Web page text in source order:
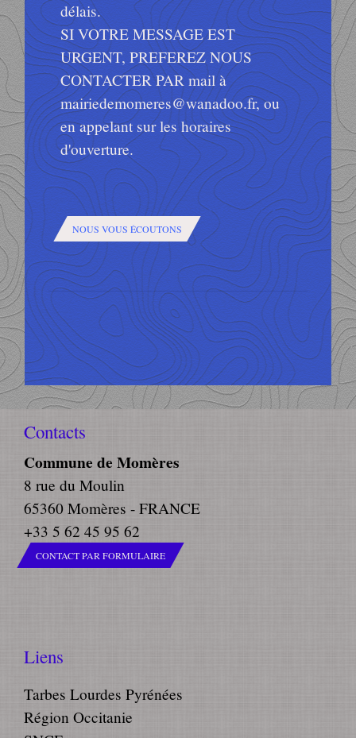
délais.
SI VOTRE MESSAGE EST
URGENT, PREFEREZ NOUS
CONTACTER PAR mail à
mairiedemomeres@wanadoo.fr, ou
en appelant sur les horaires
d'ouverture.
NOUS VOUS ÉCOUTONS
Contacts
Commune de Momères
8 rue du Moulin
65360 Momères - FRANCE
+33 5 62 45 95 62
CONTACT PAR FORMULAIRE
Liens
Tarbes Lourdes Pyrénées
Région Occitanie